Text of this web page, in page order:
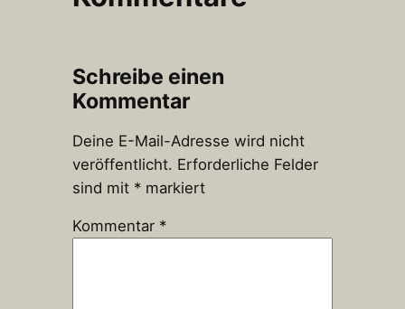
Schreibe einen
Kommentar
Deine E-Mail-Adresse wird nicht
veröffentlicht. Erforderliche Felder
sind mit *markiert
Kommentar *